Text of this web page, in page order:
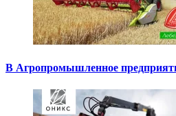
В Агропромышленное